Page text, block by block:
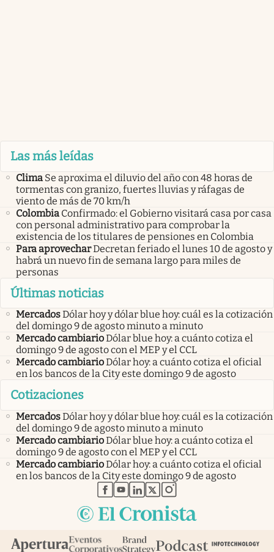
Las más leídas
Clima Se aproxima el diluvio del año con 48 horas de
tormentas con granizo, fuertes lluvias y ráfagas de
viento de más de 70 km/h
Colombia Confirmado: el Gobierno visitará casa por casa
con personal administrativo para comprobar la
existencia de los titulares de pensiones en Colombia
Para aprovecharDecretan feriado el lunes 10 de agosto y
habrá un nuevo fin de semana largo para miles de
personas
Últimas noticias
MercadosDólar hoy y dólar blue hoy: cuál es la cotización
del domingo 9 de agosto minuto a minuto
Mercado cambiarioDólar blue hoy: a cuánto cotiza el
domingo 9 de agosto con el MEP y el CCL
Mercado cambiarioDólar hoy: a cuánto cotiza el oficial
en los bancos de la City este domingo 9 de agosto
Cotizaciones
MercadosDólar hoy y dólar blue hoy: cuál es la cotización
del domingo 9 de agosto minuto a minuto
Mercado cambiarioDólar blue hoy: a cuánto cotiza el
domingo 9 de agosto con el MEP y el CCL
Mercado cambiarioDólar hoy: a cuánto cotiza el oficial
en los bancos de la City este domingo 9 de agosto
abre en nueva pestaña
abre en nueva pestaña
abre en nueva pestaña
abre en nueva pestaña
abre en nueva pestaña